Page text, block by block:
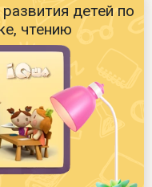
детей по
чтению